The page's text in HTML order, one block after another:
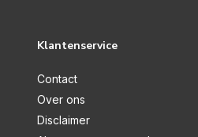
Klantenservice
Contact
Over ons
Disclaimer